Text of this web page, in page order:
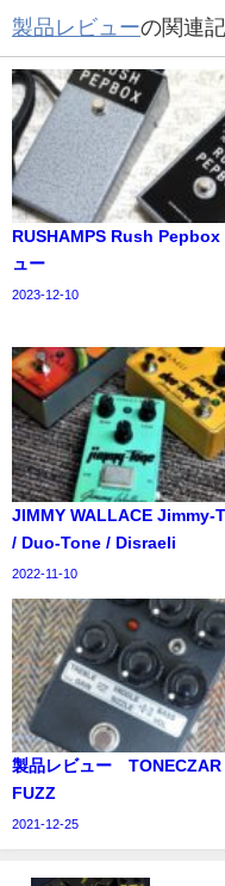
製品レビューの関連
RUSHAMPS Rush Pepbox
ュー
2023-12-10
JIMMY WALLACE Jimmy-
/ Duo-Tone / Disraeli
2022-11-10
製品レビュー TONECZAR
FUZZ
2021-12-25